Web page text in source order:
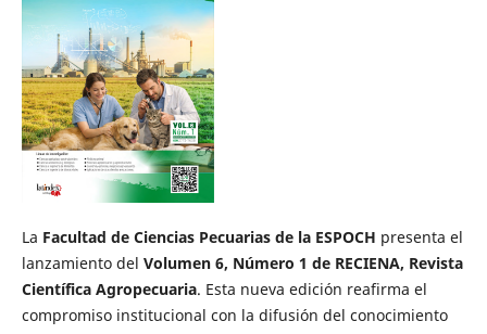
La Facultad de Ciencias Pecuarias de la ESPOCH presenta el
lanzamiento del Volumen 6, Número 1 de RECIENA, Revista
Científica Agropecuaria. Esta nueva edición reafirma el
compromiso institucional con la difusión del conocimiento